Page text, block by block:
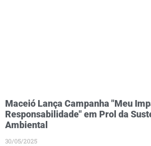
Maceió Lança Campanha "Meu
Responsabilidade" em Prol da
Ambiental
30/05/2025